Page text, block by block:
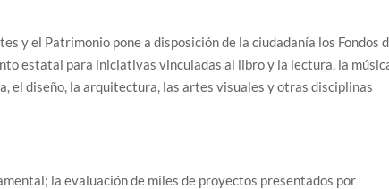
y el Patrimonio pone a disposición de la ciudadanía los Fondos
estatal para iniciativas vinculadas al libro y la lectura, la
el diseño, la arquitectura, las artes visuales y otras disciplinas
la evaluación de miles de proyectos presentados por